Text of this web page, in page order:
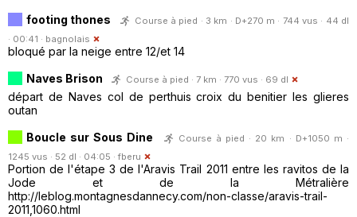
footing thones
Course à pied · 3 km · D+270 m · 744 vus · 44 dl
· 00:41 · bagnolais
bloqué par la neige entre 12/et 14
Naves Brison
Course à pied · 7 km · 770 vus · 69 dl
départ de Naves col de perthuis croix du benitier les glieres
outan
Boucle sur Sous Dine
Course à pied · 20 km · D+1050 m ·
1245 vus · 52 dl · 04:05 · fberu
Portion de l'étape 3 de l'Aravis Trail 2011 entre les ravitos de la
Jode et de la Métralière
http://leblog.montagnesdannecy.com/non-classe/aravis-trail-
2011,1060.html